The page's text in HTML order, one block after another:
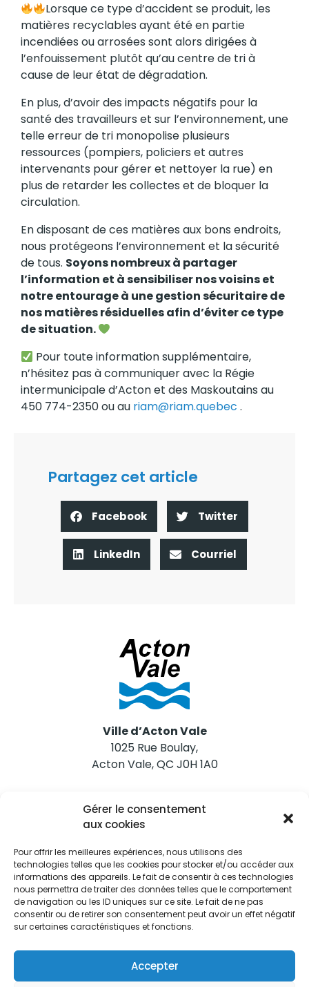
Gérer le consentement
aux cookies
Pour offrir les meilleures expériences, nous utilisons des
technologies telles que les cookies pour stocker et/ou accéder aux
informations des appareils. Le fait de consentir à ces technologies
nous permettra de traiter des données telles que le comportement
de navigation ou les ID uniques sur ce site. Le fait de ne pas
consentir ou de retirer son consentement peut avoir un effet négatif
sur certaines caractéristiques et fonctions.
Accepter
Lorsque ce type d’accident se produit, les
matières recyclables ayant été en partie
incendiées ou arrosées sont alors dirigées à
l’enfouissement plutôt qu’au centre de tri à
cause de leur état de dégradation.
En plus, d’avoir des impacts négatifs pour la
santé des travailleurs et sur l’environnement, une
telle erreur de tri monopolise plusieurs
ressources (pompiers, policiers et autres
intervenants pour gérer et nettoyer la rue) en
plus de retarder les collectes et de bloquer la
circulation.
En disposant de ces matières aux bons endroits,
nous protégeons l’environnement et la sécurité
de tous. Soyons nombreux à partager
l’information et à sensibiliser nos voisins et
notre entourage à une gestion sécuritaire de
nos matières résiduelles afin d’éviter ce type
de situation.
Pour toute information supplémentaire,
n’hésitez pas à communiquer avec la Régie
intermunicipale d’Acton et des Maskoutains au
450 774-2350 ou au riam@riam.quebec .
Partagez cet article
Facebook Twitter
LinkedIn Courriel
Ville d’Acton Vale
1025 Rue Boulay,
Acton Vale, QC J0H 1A0
Nous joindre
Tél. 450 546-2703
Restez informés
Abonnez-vous aux alertes municipales
Je m'abonne